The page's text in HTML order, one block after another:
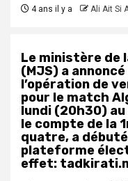
4 ans il y a Ali Ait Si
Le ministère de
(MJS) a
l’opération de
pour le match
lundi (20h30)
le compte de la
quatre, a
plateforme
effet: